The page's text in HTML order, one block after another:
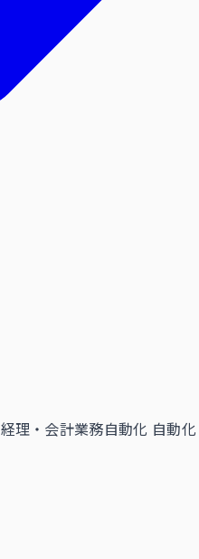
経理・会計業務自動化 自動化